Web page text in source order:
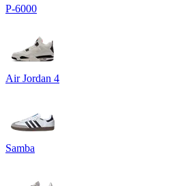
P-6000
Air Jordan 4
Samba